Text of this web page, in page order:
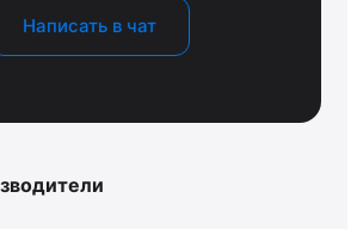
Написать в чат